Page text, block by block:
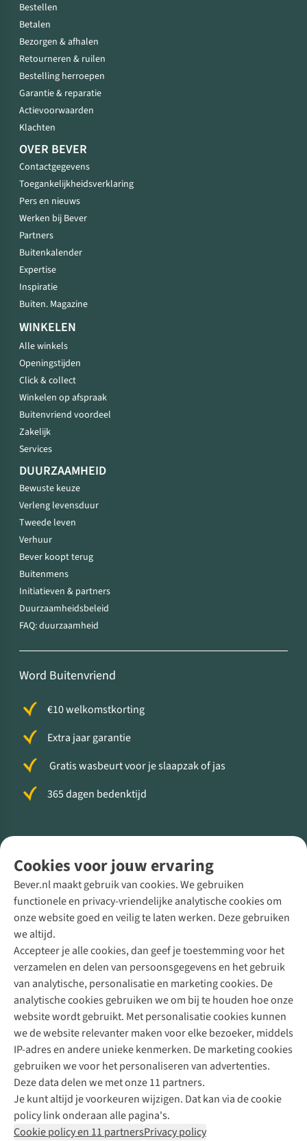
Cookies voor jouw ervaring
Bever.nl maakt gebruik van cookies. We gebruiken
functionele en privacy-vriendelijke analytische cookies om
onze website goed en veilig te laten werken. Deze gebruiken
we altijd.
Accepteer je alle cookies, dan geef je toestemming voor het
verzamelen en delen van persoonsgegevens en het gebruik
van analytische, personalisatie en marketing cookies. De
analytische cookies gebruiken we om bij te houden hoe onze
website wordt gebruikt. Met personalisatie cookies kunnen
we de website relevanter maken voor elke bezoeker, middels
IP-adres en andere unieke kenmerken. De marketing cookies
gebruiken we voor het personaliseren van advertenties.
Deze data delen we met onze 11 partners.
Je kunt altijd je voorkeuren wijzigen. Dat kan via de cookie
policy link onderaan alle pagina's.
Cookie policy en 11 partnersPrivacy policy
Bestellen
Betalen
Bezorgen & afhalen
Retourneren & ruilen
Bestelling herroepen
Garantie & reparatie
Actievoorwaarden
Klachten
OVER BEVER
Contactgegevens
Toegankelijkheidsverklaring
Pers en nieuws
Werken bij Bever
Partners
Buitenkalender
Expertise
Inspiratie
Buiten. Magazine
WINKELEN
Alle winkels
Openingstijden
Click & collect
Winkelen op afspraak
Buitenvriend voordeel
Zakelijk
Services
DUURZAAMHEID
Bewuste keuze
Verleng levensduur
Tweede leven
Verhuur
Bever koopt terug
Buitenmens
Initiatieven & partners
Duurzaamheidsbeleid
FAQ: duurzaamheid
Word Buitenvriend
€10 welkomstkorting
Extra jaar garantie
Gratis wasbeurt voor je slaapzak of jas
365 dagen bedenktijd
Direct advies van een Buitenexpert
+31 (0)85 888 50 88
+31 6 12 28 49 80
Contactformulier